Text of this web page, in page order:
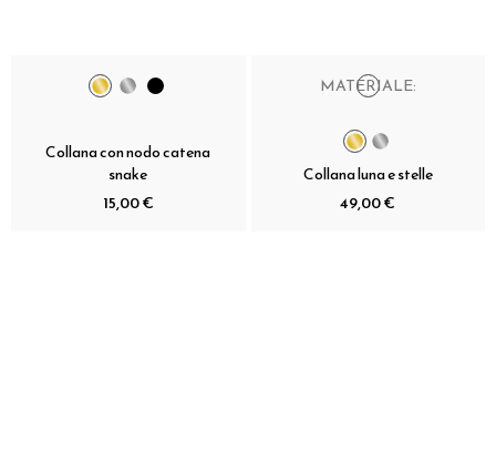
Collana con nodo catena
snake
15,00 €
MATERIALE:
Collana luna e stelle
49,00 €